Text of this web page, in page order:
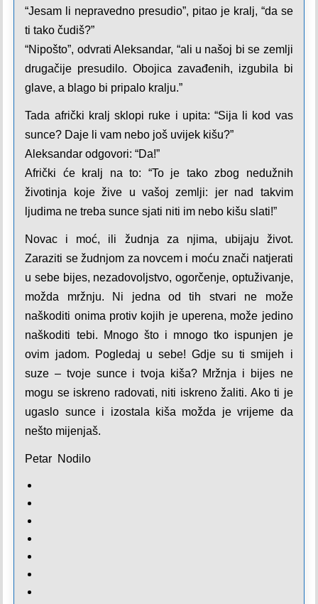
“Jesam li nepravedno presudio”, pitao je kralj, “da se
ti tako čudiš?”
“Nipošto”, odvrati Aleksandar, “ali u našoj bi se zemlji
drugačije presudilo. Obojica zavađenih, izgubila bi
glave, a blago bi pripalo kralju.”
Tada afrički kralj sklopi ruke i upita: “Sija li kod vas
sunce? Daje li vam nebo još uvijek kišu?”
Aleksandar odgovori: “Da!”
Afrički će kralj na to: “To je tako zbog nedužnih
životinja koje žive u vašoj zemlji: jer nad takvim
ljudima ne treba sunce sjati niti im nebo kišu slati!”
Novac i moć, ili žudnja za njima, ubijaju život.
Zaraziti se žudnjom za novcem i moću znači natjerati
u sebe bijes, nezadovoljstvo, ogorčenje, optuživanje,
možda mržnju. Ni jedna od tih stvari ne može
naškoditi onima protiv kojih je uperena, može jedino
naškoditi tebi. Mnogo što i mnogo tko ispunjen je
ovim jadom. Pogledaj u sebe! Gdje su ti smijeh i
suze – tvoje sunce i tvoja kiša? Mržnja i bijes ne
mogu se iskreno radovati, niti iskreno žaliti. Ako ti je
ugaslo sunce i izostala kiša možda je vrijeme da
nešto mijenjaš.
Petar Nodilo